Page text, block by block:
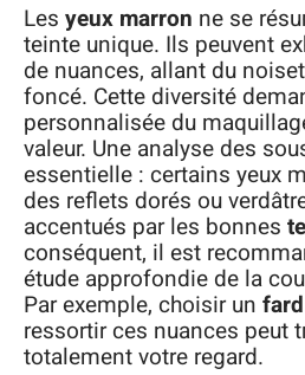
Les yeux marron ne se
teinte unique. Ils peuvent
de nuances, allant du
foncé. Cette diversité
personnalisée du
valeur. Une analyse des
essentielle : certains yeux
des reflets dorés ou
accentués par les bonnes
conséquent, il est
étude approfondie de la
Par exemple, choisir un
ressortir ces nuances peut
totalement votre regard.